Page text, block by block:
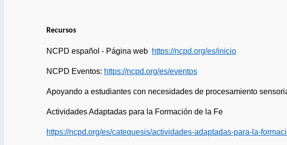
Recursos
NCPD español - Página web https://ncpd.org/es/inicio
NCPD Eventos: https://ncpd.org/es/eventos
Apoyando a estudiantes con necesidades de procesamiento
Actividades Adaptadas para la Formación de la Fe
https://ncpd.org/es/catequesis/actividades-adaptadas-para-la-